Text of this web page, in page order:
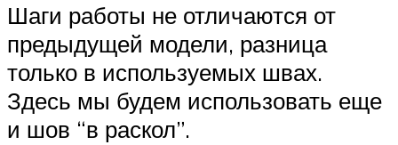
Шаги работы не отличаются от
предыдущей модели, разница
только в используемых швах.
Здесь мы будем использовать еще
и шов “в раскол”.